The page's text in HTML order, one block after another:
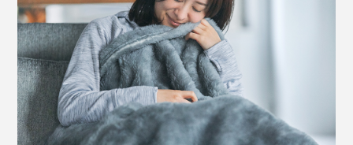
新色のアイボリーも加わりました。無染色の白も、優し
い雰囲気。グレーといっしょに使うと、インテリアがま
すます引き立ちます。